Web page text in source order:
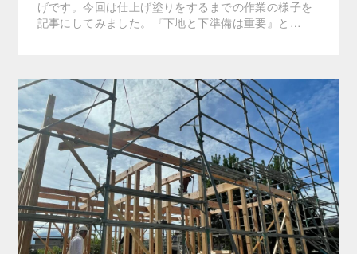
げです。今回は仕上げ塗りをするまでの作業の様子を
記事にしてみました。『下地と下準備は重要』と…